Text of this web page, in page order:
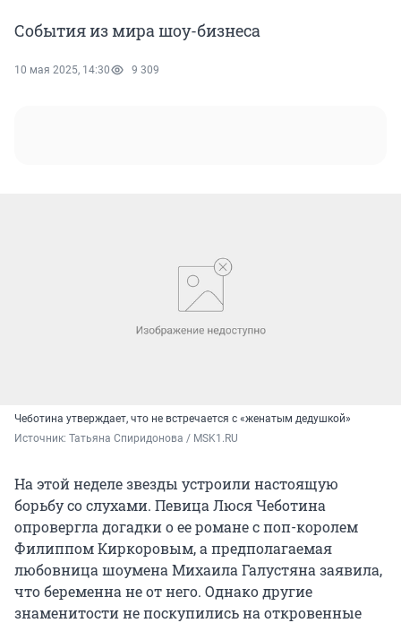
События из мира шоу-бизнеса
10 мая 2025, 14:30 9 309
Чеботина утверждает, что не встречается с «женатым дедушкой»
Источник: Татьяна Спиридонова / MSK1.RU
На этой неделе звезды устроили настоящую
борьбу со слухами. Певица Люся Чеботина
опровергла догадки о ее романе с поп-королем
Филиппом Киркоровым, а предполагаемая
любовница шоумена Михаила Галустяна заявила,
что беременна не от него. Однако другие
знаменитости не поскупились на откровенные